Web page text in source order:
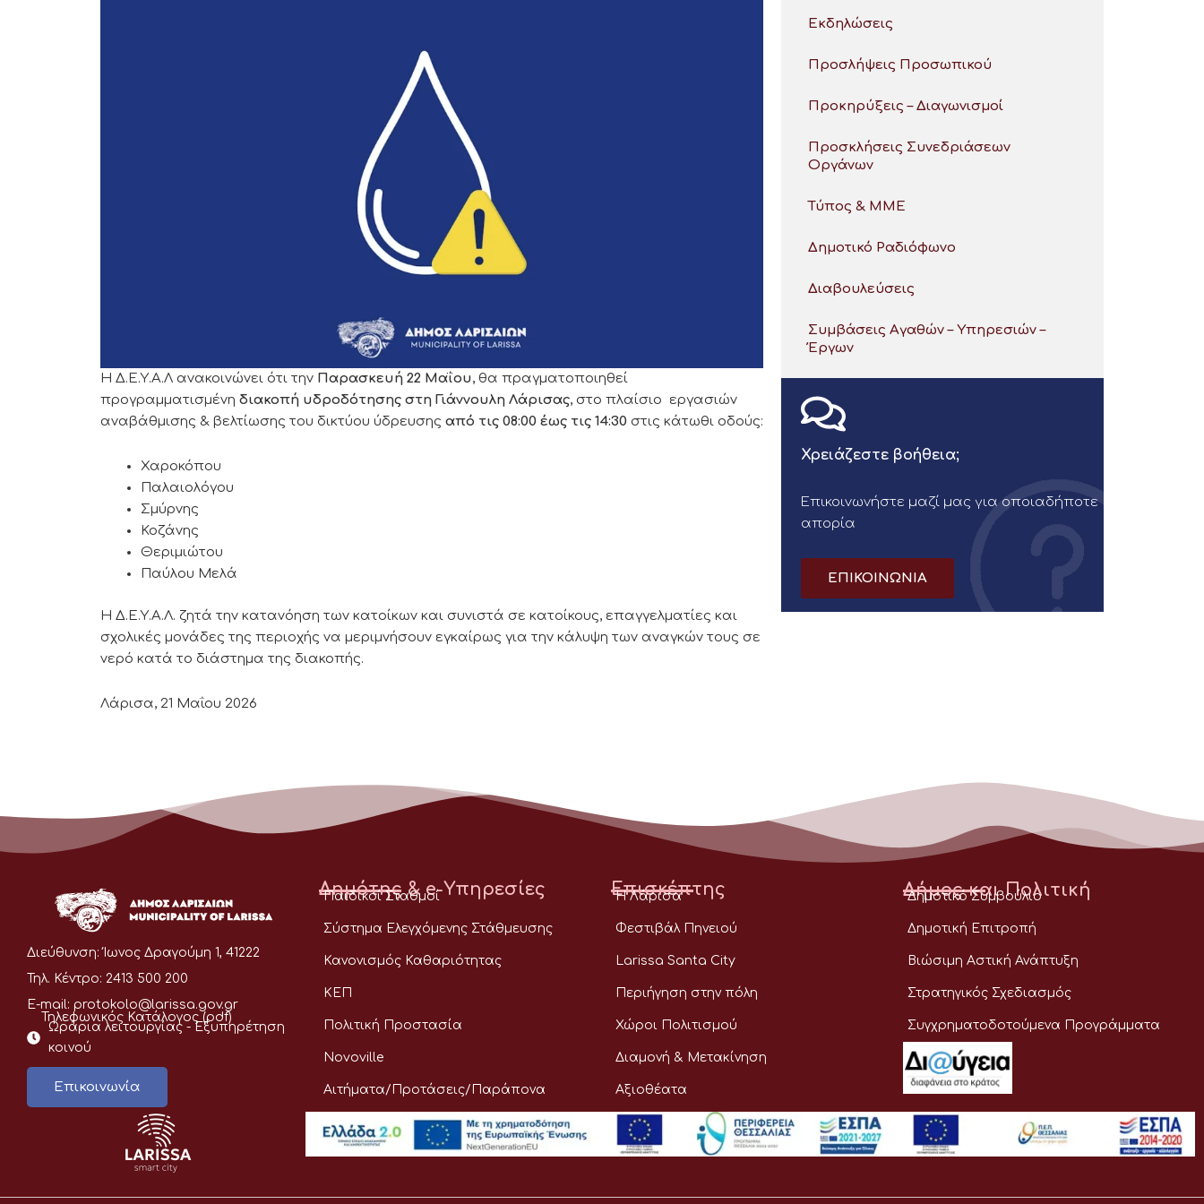
Η Δ.Ε.Υ.Α.Λ ανακοινώνει ότι την Παρασκευή 22 Μαΐου, θα πραγματοποιηθεί
προγραμματισμένη διακοπή υδροδότησης στη Γιάννουλη Λάρισας, στο πλαίσιο εργασιών
αναβάθμισης & βελτίωσης του δικτύου ύδρευσης από τις 08:00 έως τις 14:30 στις κάτωθι οδούς:
Χαροκόπου
Παλαιολόγου
Σμύρνης
Κοζάνης
Θεριμιώτου
Παύλου Μελά
Η Δ.Ε.Υ.Α.Λ. ζητά την κατανόηση των κατοίκων και συνιστά σε κατοίκους, επαγγελματίες και
σχολικές μονάδες της περιοχής να μεριμνήσουν εγκαίρως για την κάλυψη των αναγκών τους σε
νερό κατά το διάστημα της διακοπής.
Λάρισα, 21 Μαΐου 2026
Εκδηλώσεις
Προσλήψεις Προσωπικού
Προκηρύξεις – Διαγωνισμοί
Προσκλήσεις Συνεδριάσεων
Οργάνων
Τύπος & ΜΜΕ
Δημοτικό Ραδιόφωνο
Διαβουλεύσεις
Συμβάσεις Αγαθών – Υπηρεσιών –
Έργων
Χρειάζεστε βοήθεια;
Επικοινωνήστε μαζί μας για οποιαδήποτε
απορία
ΕΠΙΚΟΙΝΩΝΙΑ
Διεύθυνση: Ίωνος Δραγούμη 1, 41222
Τηλ. Κέντρο: 2413 500 200
E-mail: protokolo@larissa.gov.gr
Τηλεφωνικός Κατάλογος (pdf)
Ωράρια λειτουργίας - Eξυπηρέτηση
κοινού
Επικοινωνία
Δημότης & e-Υπηρεσίες
Παιδικοί Σταθμοί
Σύστημα Ελεγχόμενης Στάθμευσης
Κανονισμός Καθαριότητας
ΚΕΠ
Πολιτική Προστασία
Novoville
Αιτήματα/Προτάσεις/Παράπονα
Επισκέπτης
Η Λάρισα
Φεστιβάλ Πηνειού
Larissa Santa City
Περιήγηση στην πόλη
Χώροι Πολιτισμού
Διαμονή & Μετακίνηση
Αξιοθέατα
Δήμος και Πολιτική
Δημοτικό Συμβούλιο
Δημοτική Επιτροπή
Βιώσιμη Αστική Ανάπτυξη
Στρατηγικός Σχεδιασμός
Συγχρηματοδοτούμενα Προγράμματα